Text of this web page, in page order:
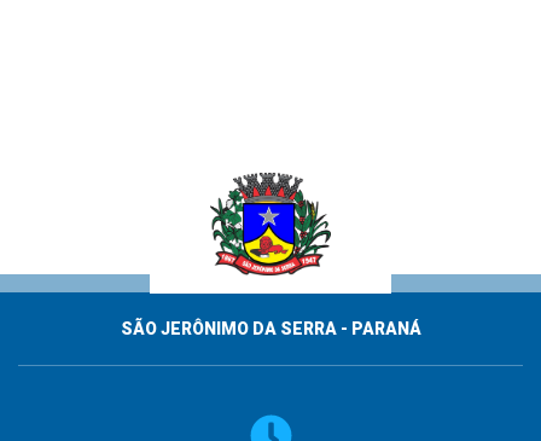
SÃO JERÔNIMO DA SERRA - PARANÁ